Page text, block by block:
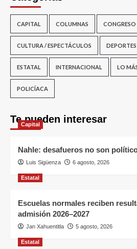
CAPITAL COLUMNAS CONGRESO
CULTURA / ESPECTÁCULOS DEPORTES
ESTATAL INTERNACIONAL LO
POLICÍACA
Te pueden interesar
Capital
Nahle: desafueros no son
Luis Sigüenza 6 agosto, 2026
Estatal
Escuelas normales reciben
admisión 2026–2027
Jan Xahuentitla 5 agosto, 2026
Estatal